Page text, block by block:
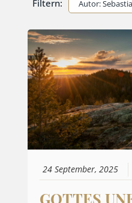
Filtern: Autor:
24 September, 2025
GOTTES